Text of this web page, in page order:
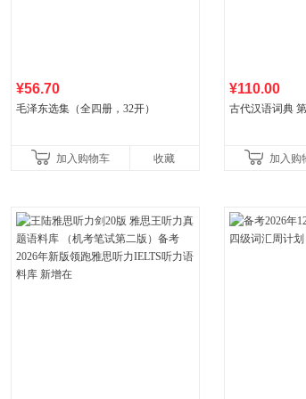
¥56.70
毛泽东选集（全四册，32开）
加入购物车 收藏
¥110.00
古代汉语词典
加入购